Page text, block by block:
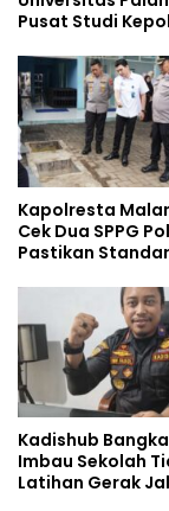
Pusat Studi
Kapolresta
Cek Dua SPPG
Pastikan Standar
Pengelolaan
Berjalan Optimal
Kadishub
Imbau Sekolah
Latihan Gerak